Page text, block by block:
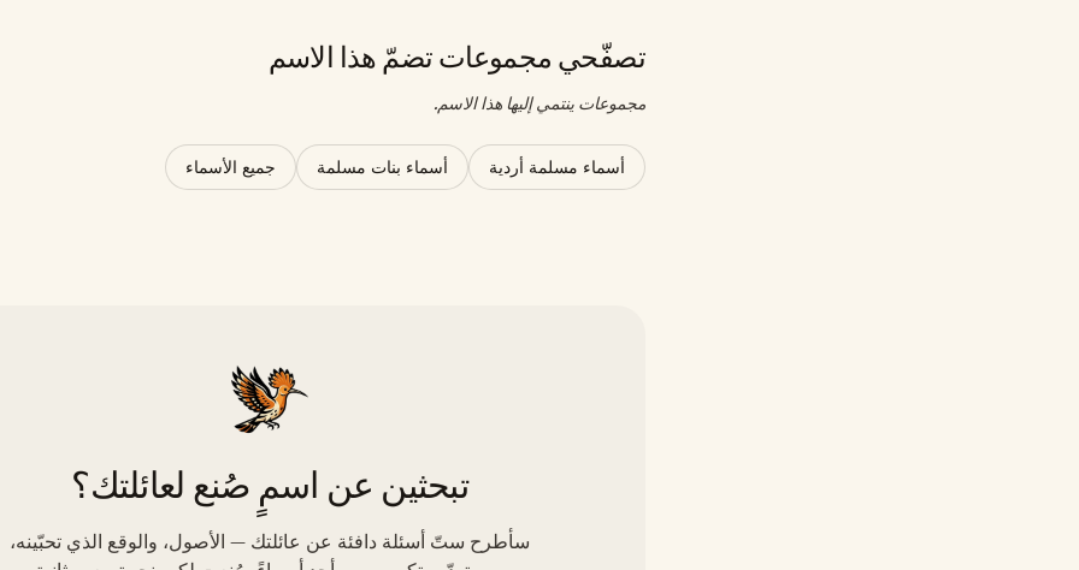
تصفّحي مجموعات تضمّ هذا الاسم
مجموعات ينتمي إليها هذا الاسم.
أسماء مسلمة أردية أسماء بنات مسلمة جميع الأسماء
تبحثين عن اسمٍ صُنع لعائلتك؟
سأطرح ستّ أسئلة دافئة عن عائلتك — الأصول، والوقع الذي تحبّينه،